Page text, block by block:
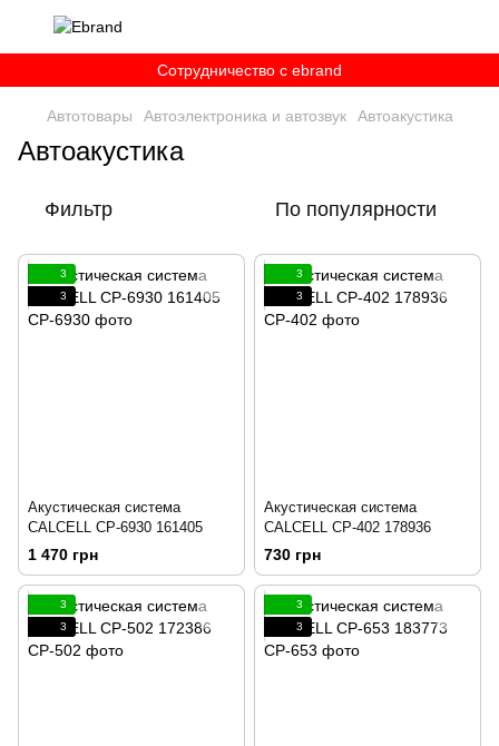
Сотрудничество c ebrand
Автотовары Автоэлектроника и автозвук Автоакустика
Автоакустика
Фильтр По популярности
3
3
Акустическая система
CALCELL CP-6930 161405
1 470 грн
3
3
Акустическая система
CALCELL CP-402 178936
730 грн
3
3
3
3